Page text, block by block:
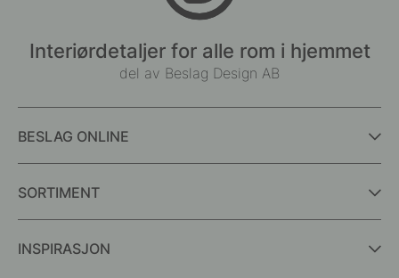
Interiørdetaljer for alle rom i hjemmet
del av Beslag Design AB
BESLAG ONLINE
SORTIMENT
INSPIRASJON